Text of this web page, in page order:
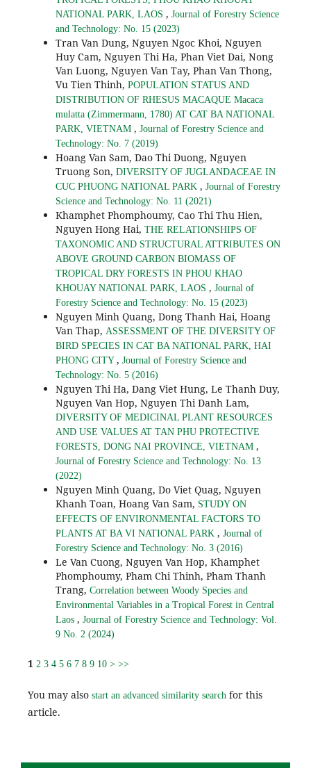
NATIONAL PARK, LAOS , Journal of Forestry Science
and Technology: No. 15 (2023)
Tran Van Dung, Nguyen Ngoc Khoi, Nguyen
Huy Cam, Nguyen Thi Ha, Phan Viet Dai, Nong
Van Luong, Nguyen Van Tay, Phan Van Thong,
Vu Tien Thinh, POPULATION STATUS AND
DISTRIBUTION OF RHESUS MACAQUE Macaca
mulatta (Zimmermann, 1780) AT CAT BA NATIONAL
PARK, VIETNAM , Journal of Forestry Science and
Technology: No. 7 (2019)
Hoang Van Sam, Dao Thi Duong, Nguyen
Truong Son, DIVERSITY OF JUGLANDACEAE IN
CUC PHUONG NATIONAL PARK , Journal of Forestry
Science and Technology: No. 11 (2021)
Khamphet Phomphoumy, Cao Thi Thu Hien,
Nguyen Hong Hai, THE RELATIONSHIPS OF
TAXONOMIC AND STRUCTURAL ATTRIBUTES ON
ABOVE GROUND CARBON BIOMASS OF
TROPICAL DRY FORESTS IN PHOU KHAO
KHOUAY NATIONAL PARK, LAOS , Journal of
Forestry Science and Technology: No. 15 (2023)
Nguyen Minh Quang, Dong Thanh Hai, Hoang
Van Thap, ASSESSMENT OF THE DIVERSITY OF
BIRD SPECIES IN CAT BA NATIONAL PARK, HAI
PHONG CITY , Journal of Forestry Science and
Technology: No. 5 (2016)
Nguyen Thi Ha, Dang Viet Hung, Le Thanh Duy,
Nguyen Van Hop, Nguyen Thi Danh Lam,
DIVERSITY OF MEDICINAL PLANT RESOURCES
AND USE VALUES AT TAN PHU PROTECTIVE
FORESTS, DONG NAI PROVINCE, VIETNAM ,
Journal of Forestry Science and Technology: No. 13
(2022)
Nguyen Minh Quang, Do Viet Quag, Nguyen
Khanh Toan, Hoang Van Sam, STUDY ON
EFFECTS OF ENVIRONMENTAL FACTORS TO
PLANTS AT BA VI NATIONAL PARK , Journal of
Forestry Science and Technology: No. 3 (2016)
Le Van Cuong, Nguyen Van Hop, Khamphet
Phomphoumy, Pham Chi Thinh, Pham Thanh
Trang, Correlation between Woody Species and
Environmental Variables in a Tropical Forest in Central
Laos , Journal of Forestry Science and Technology: Vol.
9 No. 2 (2024)
1 2 3 4 5 6 7 8 9 10 > >>
You may also start an advanced similarity searchfor this
article.